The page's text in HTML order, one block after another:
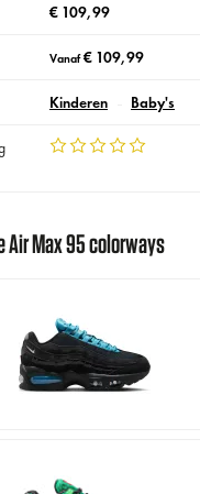
€ 109,99
Vanaf€ 109,99
Kinderen Baby's
Air Max 95 colorways